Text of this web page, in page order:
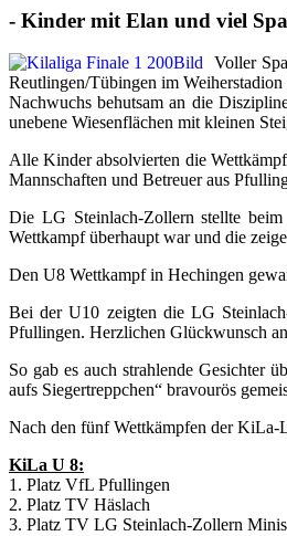
- Kinder mit Elan und viel
Voller
Reutlingen/Tübingen im
Nachwuchs behutsam an die
unebene Wiesenflächen mit kleinen
Alle Kinder absolvierten die
Mannschaften und Betreuer aus
Die LG Steinlach-Zollern stellte
Wettkampf überhaupt war und die
Den U8 Wettkampf in Hechingen
Bei der U10 zeigten die LG
Pfullingen. Herzlichen Glückwunsch
So gab es auch strahlende Gesichter
aufs Siegertreppchen“ bravourös
Nach den fünf Wettkämpfen der KiLa-
KiLa U 8:
1. Platz VfL Pfullingen
2. Platz TV Häslach
3. Platz TV LG Steinlach-Zollern Minis